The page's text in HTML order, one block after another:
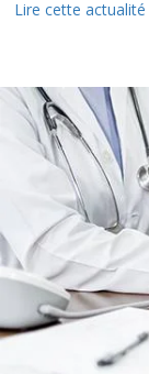
Lire cette actualité